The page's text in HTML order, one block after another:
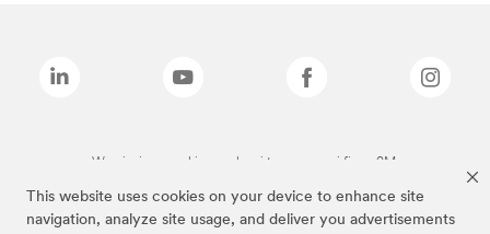
This website uses cookies on your device to enhance site
navigation, analyze site usage, and deliver you advertisements
Wymienione marki są znakami towarowymi firmy 3M.